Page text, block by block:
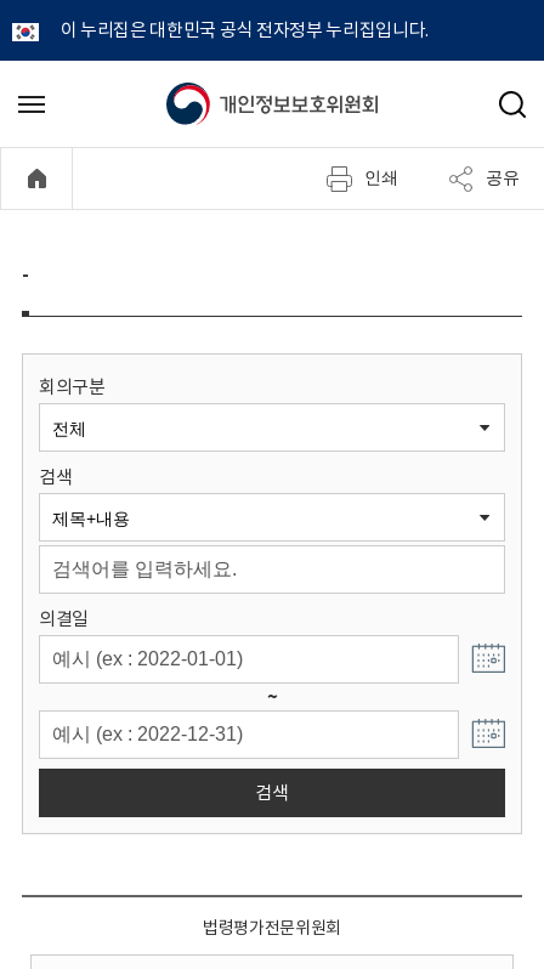
이 누리집은 대한민국 공식 전자정부 누리집입니다.
개
정
보
원
회
메
기
검
인쇄 공유
-
회의구분
검색
의결일
~
검색
법령평가전문위원회